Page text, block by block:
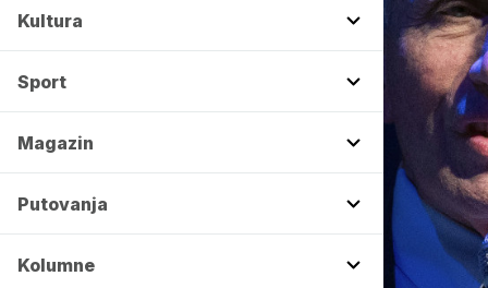
Kultura
Sport
Magazin
Putovanja
Kolumne